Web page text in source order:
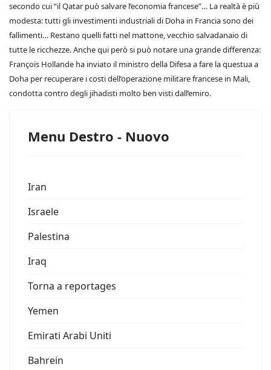
secondo cui “il Qatar può salvare l’economia francese”… La realtà è più
modesta: tutti gli investimenti industriali di Doha in Francia sono dei
fallimenti… Restano quelli fatti nel mattone, vecchio salvadanaio di
tutte le ricchezze. Anche qui però si può notare una grande differenza:
François Hollande ha inviato il ministro della Difesa a fare la questua a
Doha per recuperare i costi dell’operazione militare francese in Mali,
condotta contro degli jihadisti molto ben visti dall’emiro.
Menu Destro - Nuovo
Iran
Israele
Palestina
Iraq
Torna a reportages
Yemen
Emirati Arabi Uniti
Bahrein